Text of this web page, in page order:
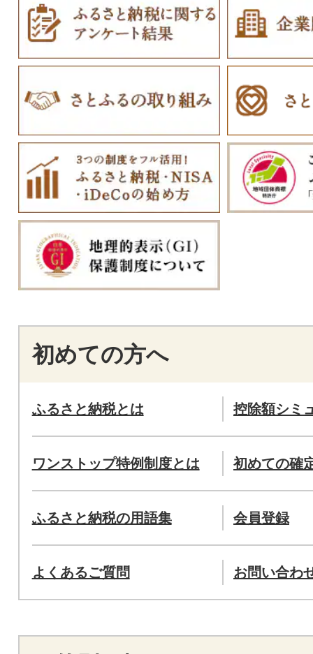
初めての方へ
ふるさと納税とは 控除額シミ
ワンストップ特例制度とは 初めての確
ふるさと納税の用語集 会員登録
よくあるご質問 お問い合わ